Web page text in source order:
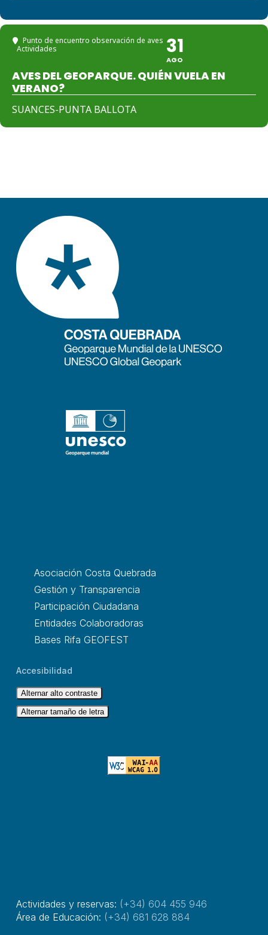
Punto de encuentro observación de aves
Actividades
31
AGO
AVES DEL GEOPARQUE. QUIÉN VUELA EN
VERANO?
SUANCES-PUNTA BALLOTA
Asociación Costa Quebrada
Gestión y Transparencia
Participación Ciudadana
Entidades Colaboradoras
Bases Rifa GEOFEST
Accesibilidad
Alternar alto contraste
Alternar tamaño de letra
Actividades y reservas: (+34) 604 455 946
Área de Educación: (+34) 681 628 884